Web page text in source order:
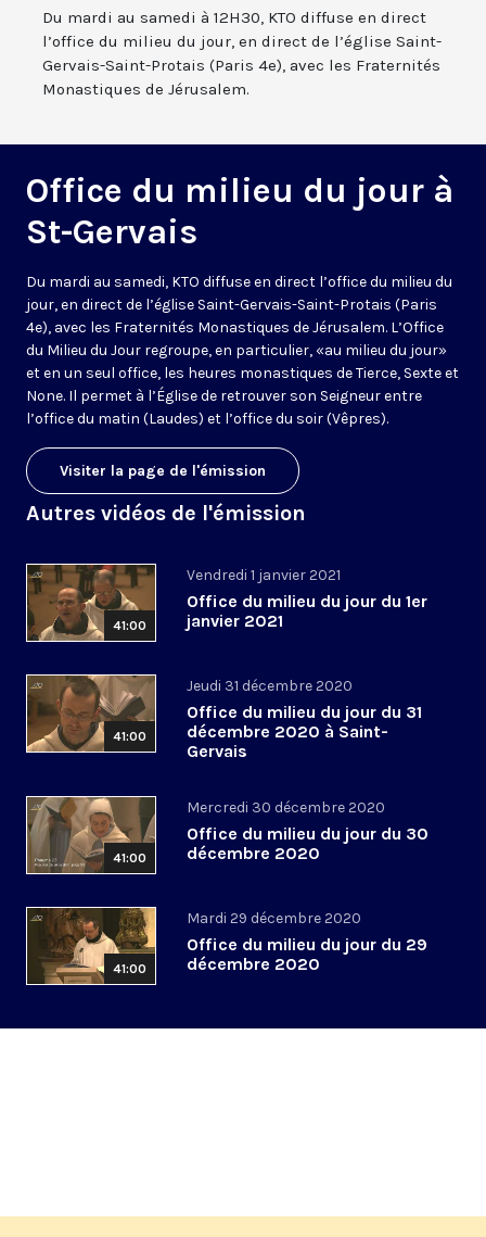
Du mardi au samedi à 12H30, KTO diffuse en direct
l’office du milieu du jour, en direct de l’église Saint-
Gervais-Saint-Protais (Paris 4e), avec les Fraternités
Monastiques de Jérusalem.
Office du milieu du jour à
St-Gervais
Du mardi au samedi, KTO diffuse en direct l’office du milieu du
jour, en direct de l’église Saint-Gervais-Saint-Protais (Paris
4e), avec les Fraternités Monastiques de Jérusalem. L’Office
du Milieu du Jour regroupe, en particulier, «au milieu du jour»
et en un seul office, les heures monastiques de Tierce, Sexte et
None. Il permet à l’Église de retrouver son Seigneur entre
l’office du matin (Laudes) et l’office du soir (Vêpres).
Visiter la page de l'émission
Autres vidéos de l'émission
41:00
Vendredi 1 janvier 2021
Office du milieu du jour du 1er
janvier 2021
41:00
Jeudi 31 décembre 2020
Office du milieu du jour du 31
décembre 2020 à Saint-
Gervais
41:00
Mercredi 30 décembre 2020
Office du milieu du jour du 30
décembre 2020
41:00
Mardi 29 décembre 2020
Office du milieu du jour du 29
décembre 2020